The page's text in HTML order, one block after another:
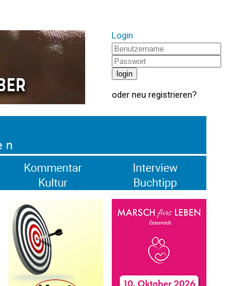
Login
oder neu registrieren?